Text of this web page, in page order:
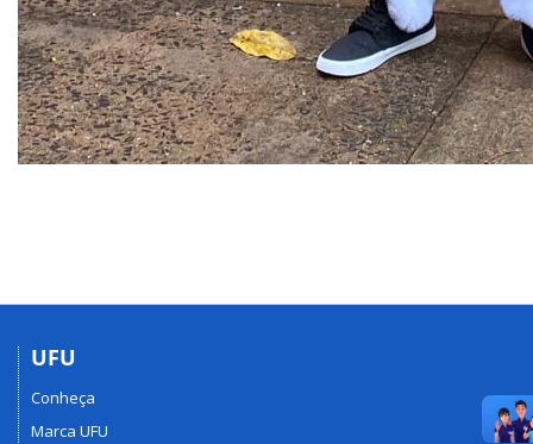
UFU
Conheça
Marca UFU